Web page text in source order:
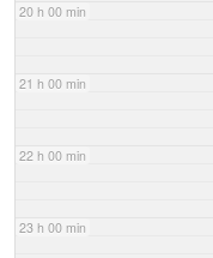
20 h 00 min
21 h 00 min
22 h 00 min
23 h 00 min